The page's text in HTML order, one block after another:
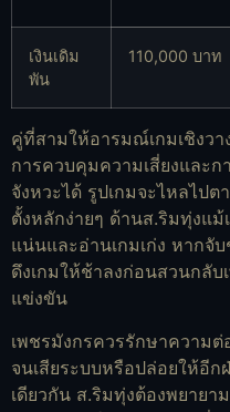
เงินเดิม
พัน
110,000 บาท
คู่ที่สามให้อารมณ์เกมเชิงวา
การควบคุมความเสี่ยงและก
จังหวะได้ รูปเกมจะไหลไป
ตั้งหลักง่ายๆ ด้านส.ริมทุ่งแม้
แน่นและอ่านเกมเก่ง หากจั
ดึงเกมให้ช้าลงก่อนสวนกลับ
แข่งขัน
เพชรมังกรควรรักษาความต่
จนเสียระบบหรือปล่อยให้อี
เดียวกัน ส.ริมทุ่งต้องพยายา